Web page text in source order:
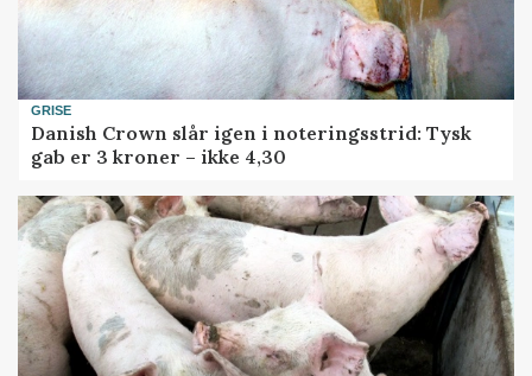
GRISE
Danish Crown slår igen i noteringsstrid: Tysk
gab er 3 kroner – ikke 4,30